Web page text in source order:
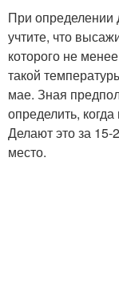
При определении
учтите, что
которого не
такой
мае. Зная
определить,
Делают это за 15-
место.